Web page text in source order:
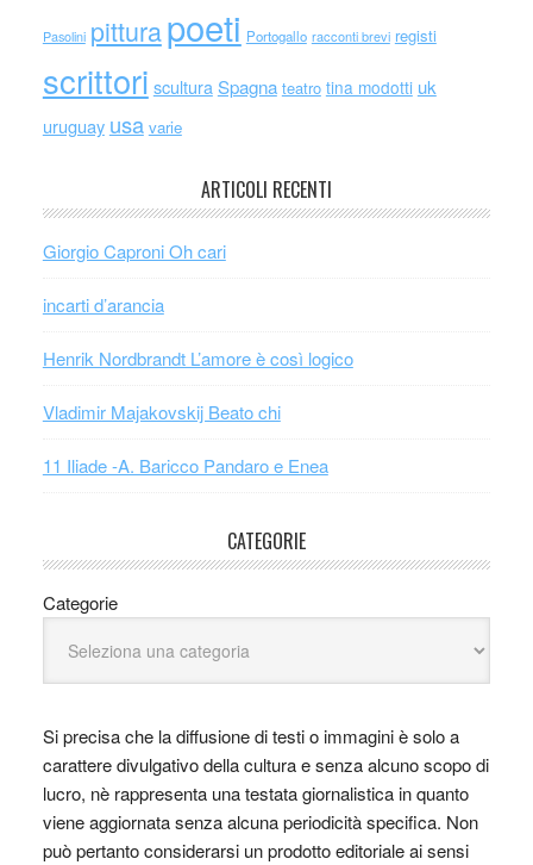
Pasolini pitturapoeti Portogallo racconti brevi registi
scrittori scultura Spagna teatro tina modotti uk
uruguay usa varie
ARTICOLI RECENTI
Giorgio Caproni Oh cari
incarti d’arancia
Henrik Nordbrandt L’amore è così logico
Vladimir Majakovskij Beato chi
11 Iliade -A. Baricco Pandaro e Enea
CATEGORIE
Categorie
Si precisa che la diffusione di testi o immagini è solo a
carattere divulgativo della cultura e senza alcuno scopo di
lucro, nè rappresenta una testata giornalistica in quanto
viene aggiornata senza alcuna periodicità specifica. Non
può pertanto considerarsi un prodotto editoriale ai sensi